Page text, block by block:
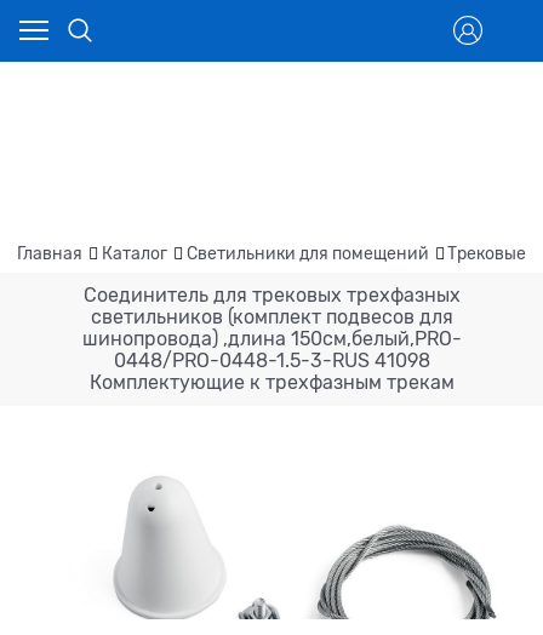
Главная Каталог Светильники для помещений Трековые
Соединитель для трековых трехфазных
светильников (комплект подвесов для
шинопровода) ,длина 150см,белый,PRO-
0448/PRO-0448-1.5-3-RUS 41098
Комплектующие к трехфазным трекам